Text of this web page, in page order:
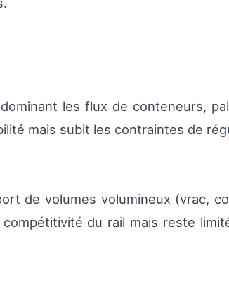
les flux de conteneurs,
mais subit les contraintes de
de volumes volumineux (vrac,
du rail mais reste